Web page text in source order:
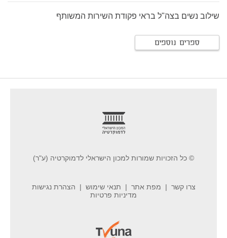
שילוב נשים בצה"ל בראי פקודת השירות המשותף
ספרים נוספים
© כל הזכויות שמורות למכון הישראלי לדמוקרטיה (ע"ר)
צרו קשר מפת אתר תנאי שימוש
הצהרת נגישות
מדיניות פרטיות